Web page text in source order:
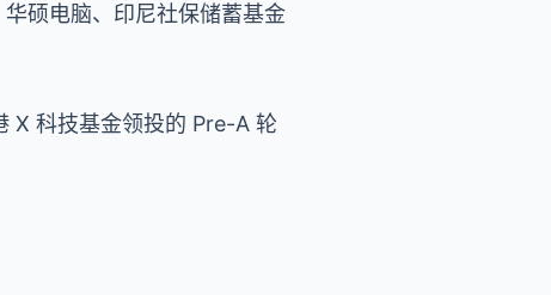
硕电脑、印尼社保储蓄基金
X 科技基金领投的 Pre-A 轮